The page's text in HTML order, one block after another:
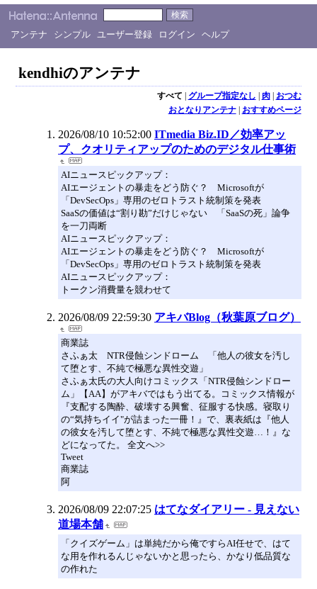
アンテナ シンプル ユーザー登録 ログイン ヘルプ
kendhiのアンテナ
すべて | グループ指定なし | 肉| おつむ
おとなりアンテナ| おすすめページ
2026/08/10 10:52:00 ITmedia Biz.ID／効率アッ
プ、クオリティアップのためのデジタル仕事術
AIニュースピックアップ：
AIエージェントの暴走をどう防ぐ？ Microsoftが
「DevSecOps」専用のゼロトラスト統制策を発表
SaaSの価値は“割り勘”だけじゃない 「SaaSの死」論争
を一刀両断
AIニュースピックアップ：
AIエージェントの暴走をどう防ぐ？ Microsoftが
「DevSecOps」専用のゼロトラスト統制策を発表
AIニュースピックアップ：
トークン消費量を競わせて
2026/08/09 22:59:30 アキバBlog（秋葉原ブログ）
商業誌
さふぁ太 NTR侵蝕シンドローム 「他人の彼女を汚し
て堕とす、不純で極悪な異性交遊」
さふぁ太氏の大人向けコミックス「NTR侵蝕シンドロー
ム」【AA】がアキバではもう出てる。コミックス情報が
『支配する陶酔、破壊する興奮、征服する快感。寝取り
の“気持ちイイ"が詰まった一冊！』で、裏表紙は『他人
の彼女を汚して堕とす、不純で極悪な異性交遊…！』な
どになってた。 全文へ>>
Tweet
商業誌
阿
2026/08/09 22:07:25 はてなダイアリー - 見えない
道場本舗
「クイズゲーム」は単純だから俺ですらAI任せで、はて
な用を作れるんじゃないかと思ったら、かなり低品質な
の作れた